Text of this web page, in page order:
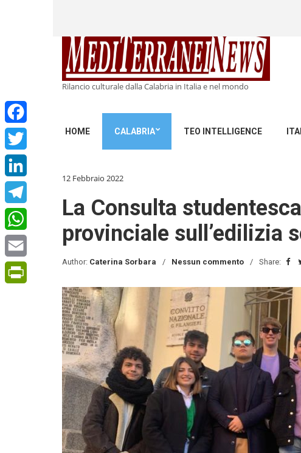
Rilancio culturale dalla Calabria in Italia e nel mondo
HOME CALABRIA TEO INTELLIGENCE
Facebook
Twitter
LinkedIn
Telegram
WhatsApp
Email
12 Febbraio 2022
La Consulta
provinciale sull’edilizia
Author: Caterina Sorbara Nessun commento Share: